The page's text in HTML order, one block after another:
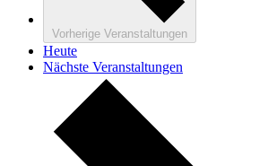
Vorherige Veranstaltungen
Heute
Nächste Veranstaltungen